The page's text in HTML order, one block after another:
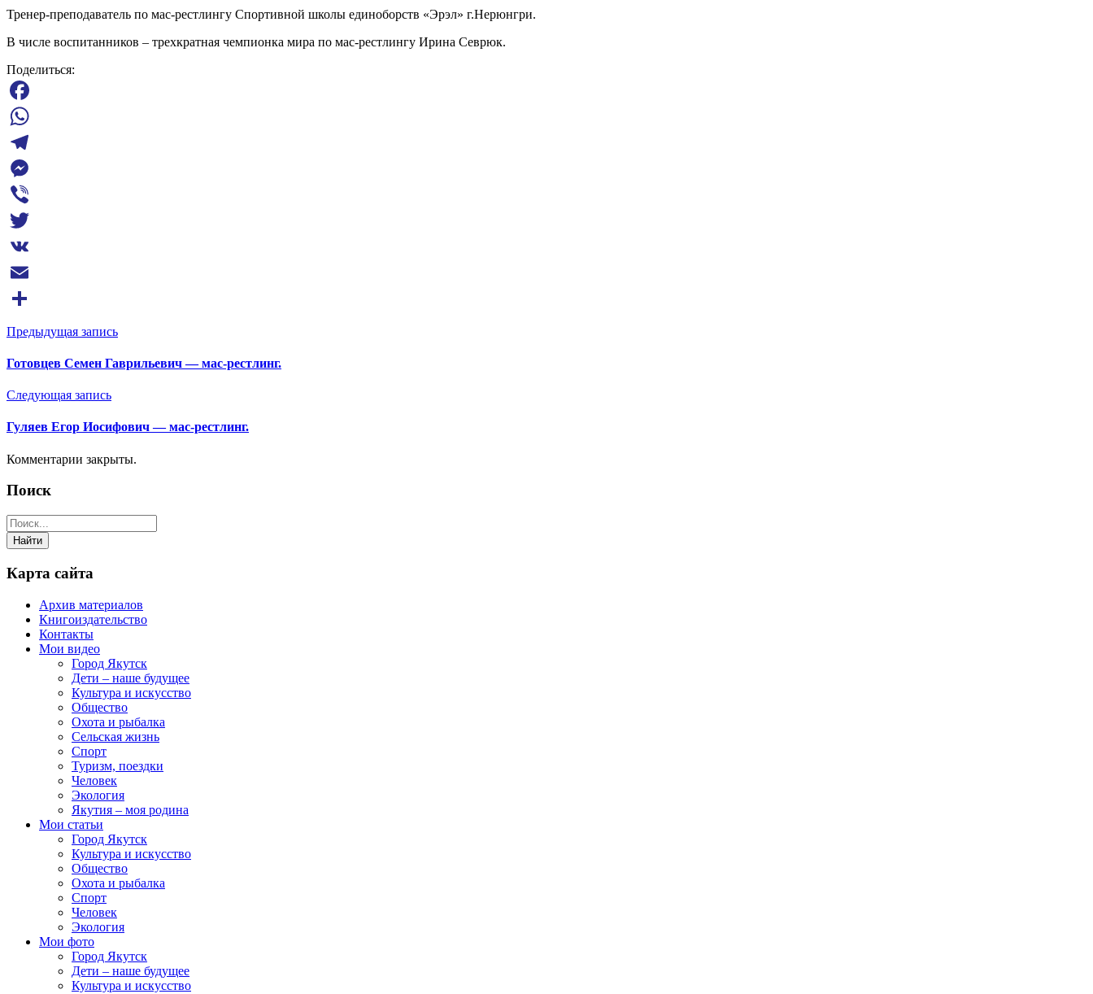
Тренер-преподаватель по мас-рестлингу Спортивной школы единоборств «Эрэл» г.Нерюнгри.
В числе воспитанников – трехкратная чемпионка мира по мас-рестлингу Ирина Севрюк.
Поделиться:
Facebook
WhatsApp
Telegram
Messenger
Viber
Twitter
VK
Email
Отправить
Предыдущая запись
Готовцев Семен Гаврильевич — мас-рестлинг.
Следующая запись
Гуляев Егор Иосифович — мас-рестлинг.
Комментарии закрыты.
Поиск
Карта сайта
Архив материалов
Книгоиздательство
Контакты
Мои видео
Город Якутск
Дети – наше будущее
Культура и искусство
Общество
Охота и рыбалка
Сельская жизнь
Спорт
Туризм, поездки
Человек
Экология
Якутия – моя родина
Мои статьи
Город Якутск
Культура и искусство
Общество
Охота и рыбалка
Спорт
Человек
Экология
Мои фото
Город Якутск
Дети – наше будущее
Культура и искусство